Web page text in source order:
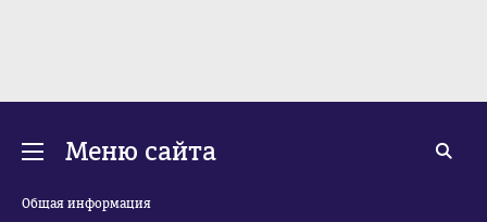
Меню сайта
Общая информация